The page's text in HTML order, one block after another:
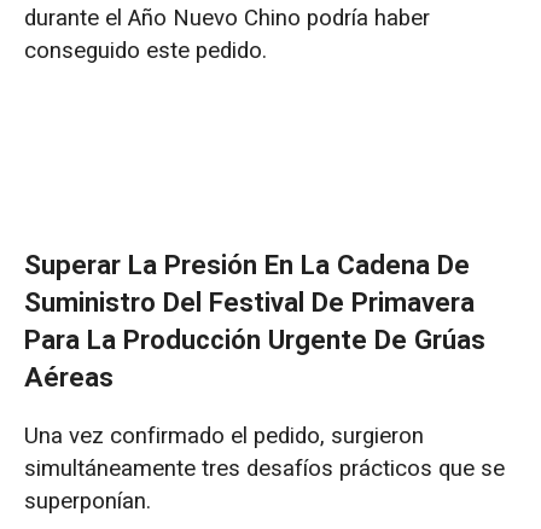
durante el Año Nuevo Chino podría haber
conseguido este pedido.
Superar La Presión En La Cadena De
Suministro Del Festival De Primavera
Para La Producción Urgente De Grúas
Aéreas
Una vez confirmado el pedido, surgieron
simultáneamente tres desafíos prácticos que se
superponían.